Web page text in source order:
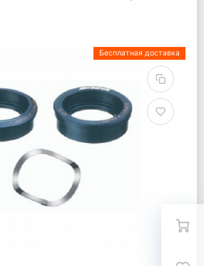
Бесплатная доставка